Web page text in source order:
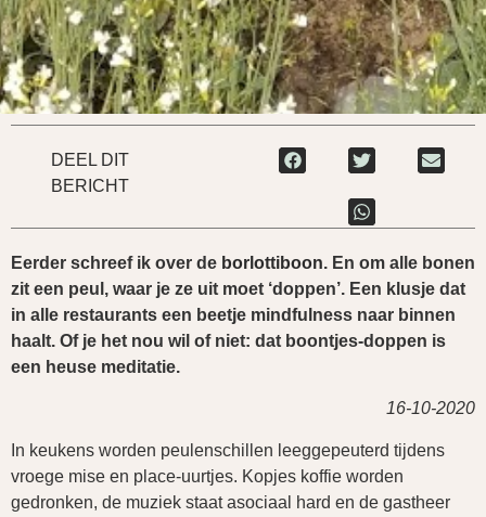
DEEL DIT
BERICHT
Eerder schreef ik over de borlottiboon. En om alle bonen
zit een peul, waar je ze uit moet ‘doppen’. Een klusje dat
in alle restaurants een beetje mindfulness naar binnen
haalt. Of je het nou wil of niet: dat boontjes-doppen is
een heuse meditatie.
16-10-2020
In keukens worden peulenschillen leeggepeuterd tijdens
vroege mise en place-uurtjes. Kopjes koffie worden
gedronken, de muziek staat asociaal hard en de gastheer